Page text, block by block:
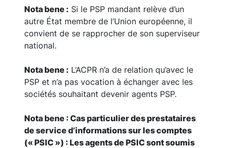
Nota bene : Si le PSP mandant relève d’un
autre État membre de l’Union européenne, il
convient de se rapprocher de son superviseur
national.
Nota bene : L’ACPR n’a de relation qu’avec le
PSP et n’a pas vocation à échanger avec les
sociétés souhaitant devenir agents PSP.
Nota bene : Cas particulier des prestataires
de service d’informations sur les comptes
(« PSIC ») : Les agents de PSIC sont soumis